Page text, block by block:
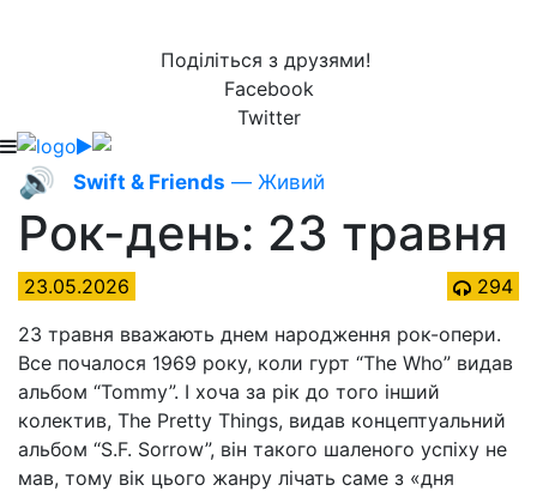
Поділіться з друзями!
Facebook
Twitter
🔊 Swift & Friends — Живий
Рок-день: 23 травня
23.05.2026
294
23 травня вважають днем народження рок-опери.
Все почалося 1969 року, коли гурт “The Who” видав
альбом “Tommy”. І хоча за рік до того інший
колектив, The Pretty Things, видав концептуальний
альбом “S.F. Sorrow”, він такого шаленого успіху не
мав, тому вік цього жанру лічать саме з «дня